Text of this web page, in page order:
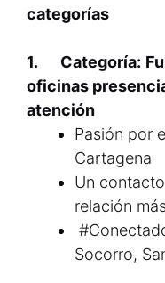
categorías
1. Categoría:
oficinas
atención
Pasión por
Cartagena
Un
relación
Socorro,